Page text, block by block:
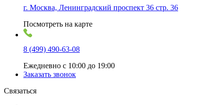
г. Москва, Ленинградский проспект 36 стр. 36
Посмотреть на карте
8 (499) 490-63-08
Ежедневно с 10:00 до 19:00
Заказать звонок
Связаться